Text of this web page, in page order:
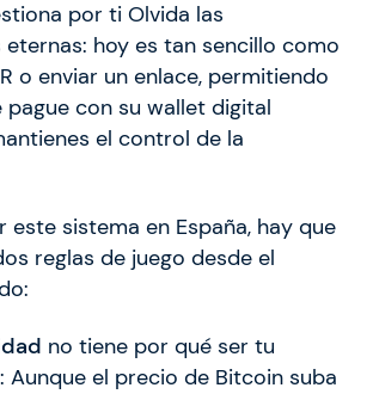
por ti Olvida las
hoy es tan sencillo como
o enviar un enlace, permitiendo
con su wallet digital
el control de la
este sistema en España, hay que
reglas de juego desde el
no tiene por qué ser tu
Aunque el precio de Bitcoin suba